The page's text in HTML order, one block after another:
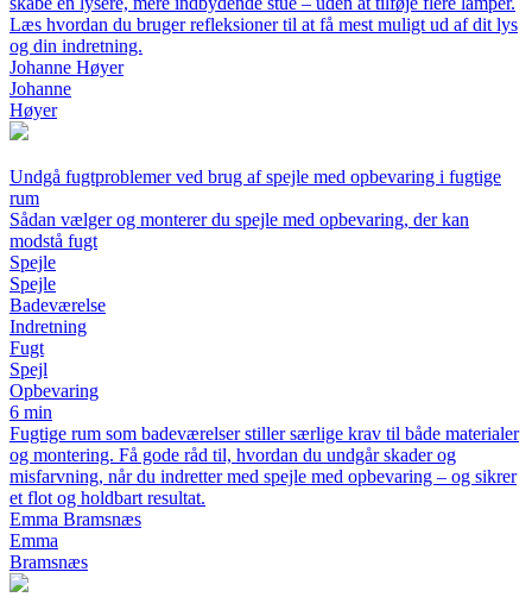
Læs hvordan du bruger refleksioner til at få mest muligt ud af dit lys
og din indretning.
Johanne Høyer
Johanne
Høyer
Undgå fugtproblemer ved brug af spejle med opbevaring i fugtige
rum
Sådan vælger og monterer du spejle med opbevaring, der kan
modstå fugt
Spejle
Spejle
Badeværelse
Indretning
Fugt
Spejl
Opbevaring
6 min
Fugtige rum som badeværelser stiller særlige krav til både materialer
og montering. Få gode råd til, hvordan du undgår skader og
misfarvning, når du indretter med spejle med opbevaring – og sikrer
et flot og holdbart resultat.
Emma Bramsnæs
Emma
Bramsnæs